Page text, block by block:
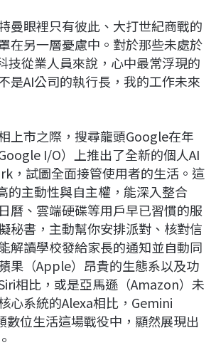
曼眼裡只有彼此、大打世紀商戰的
在另一層憂慮中。對於那些未處於
技從業人員來說，心中最常浮現的
是AI公司的執行長，我的工作未來
上市之際，搜尋龍頭Google在年
I/O）上推出了全新的個人AI
，試圖全面接管使用者的生活。這
的主動性與自主權，能深入整合
曆、雲端硬碟等用戶早已習慣的服
秘書，主動幫你安排派對、核對信
解讀學校發給家長的通知並自動同
果（Apple）昂貴的生態系以及功
相比，或是亞馬遜（Amazon）未
心系統的Alexa相比，Gemini
數位生活這場戰役中，顯然展現出